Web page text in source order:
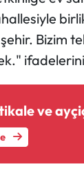
Bizim
ifadelerini
ve